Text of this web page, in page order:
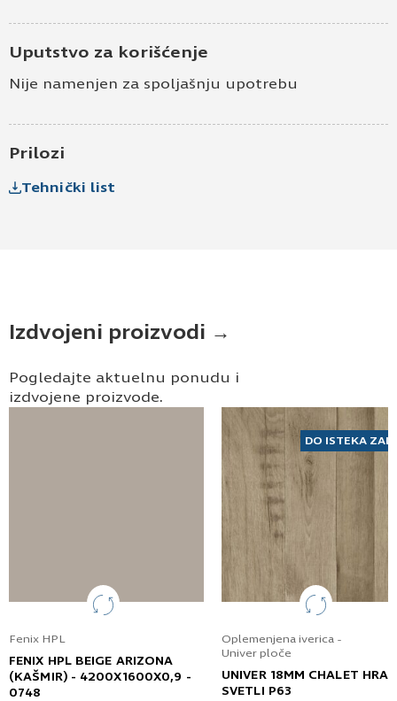
Uputstvo za korišćenje
Nije namenjen za spoljašnju upotrebu
Prilozi
Tehnički list
Izdvojeni proizvodi →
Pogledajte aktuelnu ponudu i
izdvojene proizvode.
Fenix HPL
FENIX HPL BEIGE ARIZONA
(KAŠMIR) - 4200X1600X0,9 -
0748
DO ISTEKA
Oplemenjena iverica -
Univer ploče
UNIVER 18MM CHALET
SVETLI P63